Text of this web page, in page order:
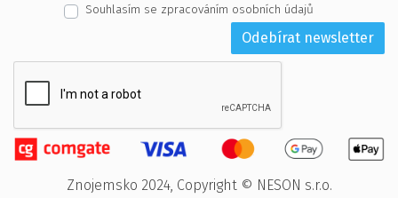
Souhlasím se zpracováním osobních údajů
Odebírat newsletter
Znojemsko 2024, Copyright © NESON s.r.o.